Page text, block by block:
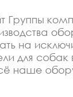
Группы
на
для
наше